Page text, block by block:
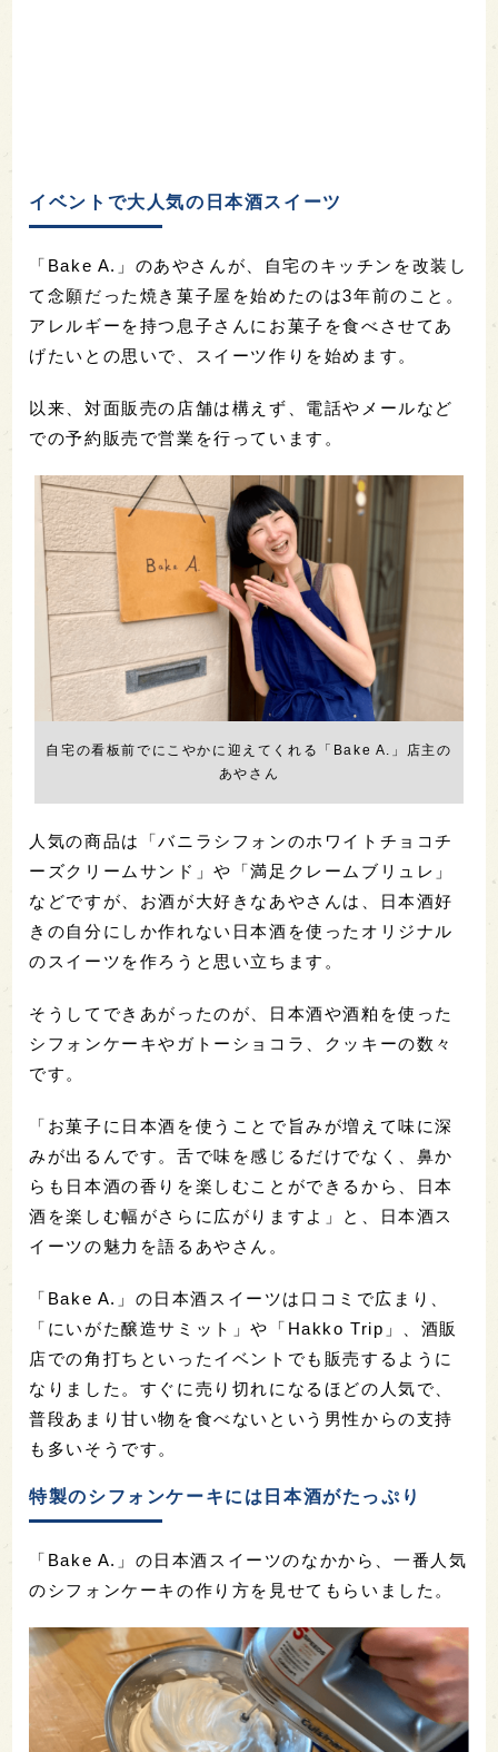
イベントで大人気の日本酒スイーツ
「Bake A.」のあやさんが、自宅のキッチンを改装し
て念願だった焼き菓子屋を始めたのは3年前のこと。
アレルギーを持つ息子さんにお菓子を食べさせてあ
げたいとの思いで、スイーツ作りを始めます。
以来、対面販売の店舗は構えず、電話やメールなど
での予約販売で営業を行っています。
自宅の看板前でにこやかに迎えてくれる「Bake A.」店主の
あやさん
人気の商品は「バニラシフォンのホワイトチョコチ
ーズクリームサンド」や「満足クレームブリュレ」
などですが、お酒が大好きなあやさんは、日本酒好
きの自分にしか作れない日本酒を使ったオリジナル
のスイーツを作ろうと思い立ちます。
そうしてできあがったのが、日本酒や酒粕を使った
シフォンケーキやガトーショコラ、クッキーの数々
です。
「お菓子に日本酒を使うことで旨みが増えて味に深
みが出るんです。舌で味を感じるだけでなく、鼻か
らも日本酒の香りを楽しむことができるから、日本
酒を楽しむ幅がさらに広がりますよ」と、日本酒ス
イーツの魅力を語るあやさん。
「Bake A.」の日本酒スイーツは口コミで広まり、
「にいがた醸造サミット」や「Hakko Trip」、酒販
店での角打ちといったイベントでも販売するように
なりました。すぐに売り切れになるほどの人気で、
普段あまり甘い物を食べないという男性からの支持
も多いそうです。
特製のシフォンケーキには日本酒がたっぷり
「Bake A.」の日本酒スイーツのなかから、一番人気
のシフォンケーキの作り方を見せてもらいました。